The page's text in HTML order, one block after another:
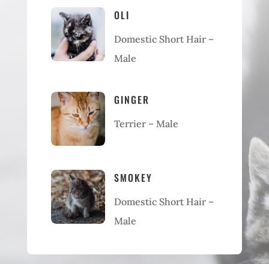
OLI
Domestic Short Hair –
Male
GINGER
Terrier – Male
SMOKEY
Domestic Short Hair –
Male